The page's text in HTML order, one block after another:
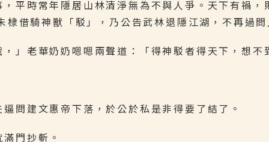
平時常年隱居山林清淨無為不與人爭。天下有禍
棣借騎神獸「駁」，乃公告武林退隱江湖，不再過
」老華奶奶嗯嗯兩聲道：「得神駁者得天下，想不
問建文惠帝下落，於公於私是非得要了結了。
門抄斬。